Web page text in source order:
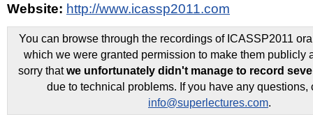
Website: http://www.icassp2011.com
You can browse through the recordings of ICASSP2011
which we were granted permission to make them publicly
sorry thatwe unfortunately didn't manage to record
due to technical problems. If you have any questions,
info@superlectures.com.